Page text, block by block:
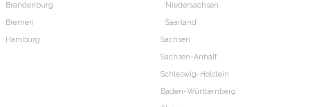
Brandenburg
Bremen
Hamburg
Niedersachsen
Saarland
Sachsen
Sachsen-Anhalt
Schleswig-Holstein
Baden-Württemberg